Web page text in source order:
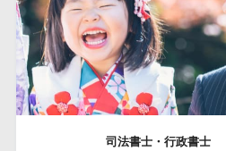
司法書士・行政書士